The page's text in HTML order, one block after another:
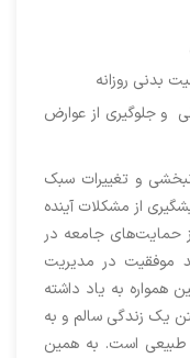
و جلوگیری از عوارض
و تغییرات سبک
از مشکلات آینده
حمایت‌های جامعه در
موفقیت در مدیریت
به یاد داشته
یک زندگی سالم و به
است. به همین